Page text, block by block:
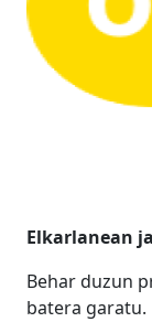
Elkarlanean
Behar duzun
batera garatu.